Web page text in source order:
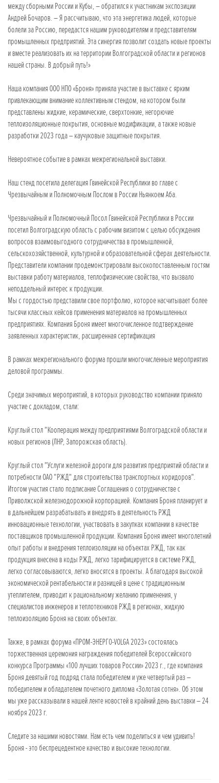
между сборными России и Кубы, – обратился к участникам экспозиции
Андрей Бочаров. – Я рассчитываю, что эта энергетика людей, которые
болели за Россию, передастся нашим руководителям и представителям
промышленных предприятий. Эта синергия позволит создать новые проекты
и вместе реализовать их на территории Волгоградской области и регионов
нашей страны. В добрый путь!»
Наша компания ООО НПО «Броня» приняла участие в выставке с ярким
привлекающим внимание коллективным стендом, на котором были
представлены жидкие, керамические, сверхтонкие, негорючие
теплоизоляционные покрытия, основные модификации, а также новые
разработки 2023 года – каучуковые защитные покрытия.
Невероятное событие в рамках межрегиональной выставки.
Наш стенд посетила делегация Гвинейской Республики во главе с
Чрезвычайным и Полномочным Послом в России Ньянкоем Аба.
Чрезвычайный и Полномочный Посол Гвинейской Республики в России
посетил Волгоградскую область с рабочим визитом с целью обсуждения
вопросов взаимовыгодного сотрудничества в промышленной,
сельскохозяйственной, культурной и образовательной сферах деятельности.
Представители компании продемонстрировали высокопоставленным гостям
выставки работу материалов, теплофизические свойства, что вызвало
неподдельный интерес к продукции.
Мы с гордостью представили свое портфолио, которое насчитывает более
тысячи классных кейсов применения материалов на промышленных
предприятиях. Компания Броня имеет многочисленное подтверждение
заявленных характеристик, расширенная сертификация
В рамках межрегионального форума прошли многочисленные мероприятия
деловой программы.
Среди значимых мероприятий, в которых руководство компании приняло
участие с докладом, стали:
Круглый стол "Кооперация между предприятиями Волгоградской области и
новых регионов (ЛНР, Запорожская область).
Круглый стол "Услуги железной дороги для развития предприятий области и
потребности ОАО "РЖД" для строительства транспортных коридоров".
Итогом участия стало подписание Соглашения о сотрудничестве с
Приволжской железнодорожной корпорацией. Компания Броня планирует и
в дальнейшем разрабатывать и внедрять в деятельность РЖД
инновационные технологии, участвовать в закупках компании в качестве
поставщиков промышленной продукции. Компания Броня имеет многолетний
опыт работы и внедрения теплоизоляции на объектах РЖД, так как
продукция внесена в коды РЖД, легко тарифицируется в системе РЖД,
легко согласовываются, легко вносятся в проекты. А благодаря высокой
экономической рентабельности и разницей в цене с традиционным
утеплителем, приводит к рациональному желанию применения, у
специалистов инженеров и теплотехников РЖД в регионах, жидкую
теплоизоляцию Броня на своих объектах.
Также, в рамках форума «ПРОМ-ЭНЕРГО-VOLGA 2023» состоялась
торжественная церемония награждения победителей Всероссийского
конкурса Программы «100 лучших товаров России» 2023 г., где компания
Броня девятый год подряд стала победителем и уже четвертый раз –
победителем и обладателем почетного диплома «Золотая сотня». Об этом
мы уже рассказывали в нашей ленте новостей в крайний день выставки – 24
ноября 2023 г.
Следите за нашими новостями. Нам есть чем поделиться и чем удивить!
Броня - это беспрецедентное качество и высокие технологии.